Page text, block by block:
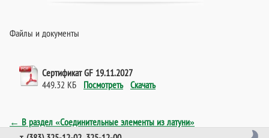
Файлы и документы
Сертификат GF 19.11.2027
449.32 КБ Посмотреть Скачать
← В раздел «Соединительные элементы из латуни»